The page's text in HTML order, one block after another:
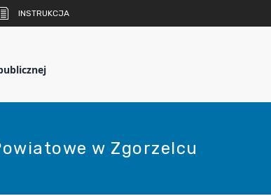
INSTRUKCJA
w Zgorzelcu